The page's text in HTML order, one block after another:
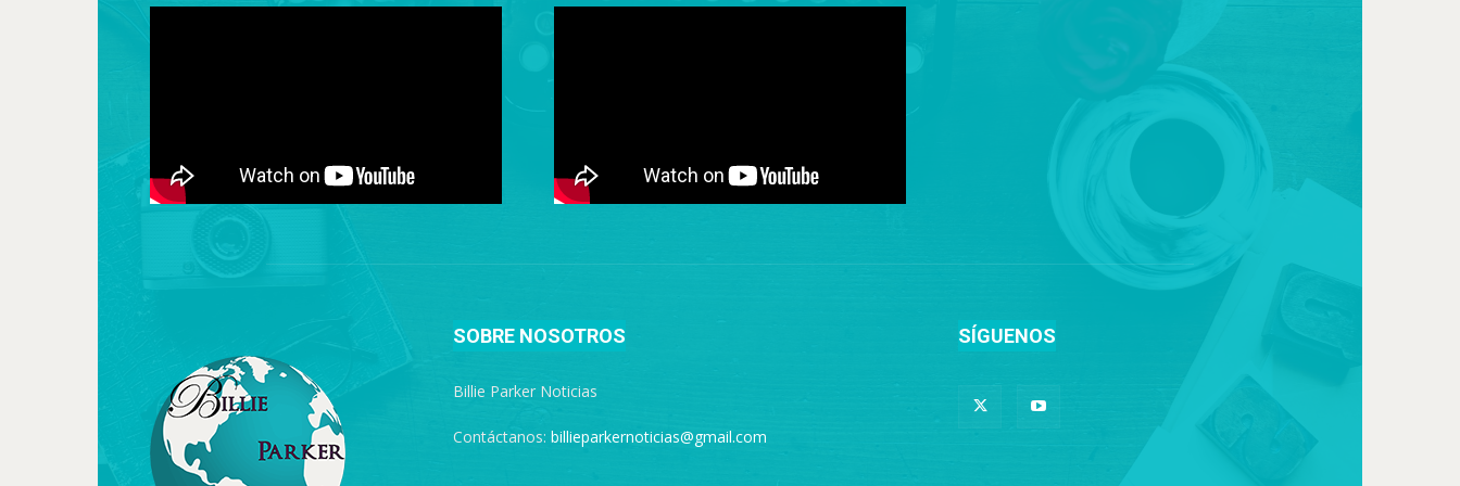
SOBRE NOSOTROS
Billie Parker Noticias
Contáctanos: billieparkernoticias@gmail.com
SÍGUENOS